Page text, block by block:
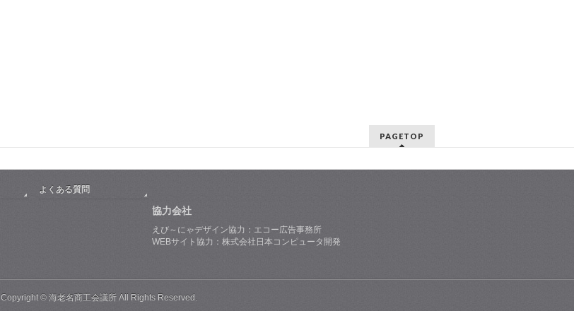
PAGETOP
よくある質問
協力会社
えび～にゃデザイン協力：エコー広告事務所
WEBサイト協力：株式会社日本コンピュータ開発
Copyright © 海老名商工会議所 All Rights Reserved.